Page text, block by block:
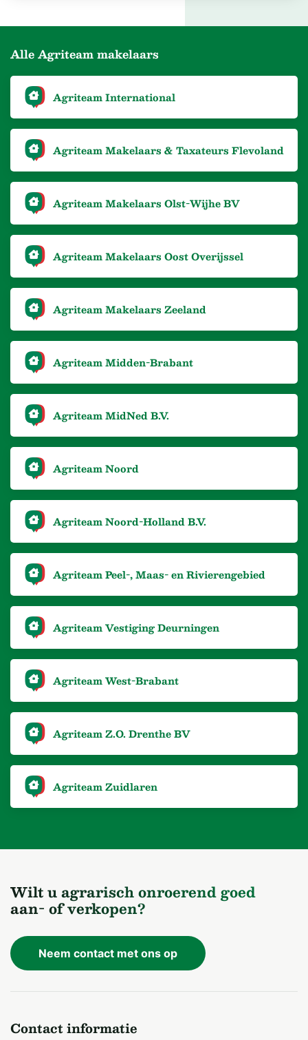
Alle Agriteam makelaars
Agriteam International
Agriteam Makelaars & Taxateurs Flevoland
Agriteam Makelaars Olst-Wijhe BV
Agriteam Makelaars Oost Overijssel
Agriteam Makelaars Zeeland
Agriteam Midden-Brabant
Agriteam MidNed B.V.
Agriteam Noord
Agriteam Noord-Holland B.V.
Agriteam Peel-, Maas- en Rivierengebied
Agriteam Vestiging Deurningen
Agriteam West-Brabant
Agriteam Z.O. Drenthe BV
Agriteam Zuidlaren
Wilt u agrarisch onroerend goed
aan- of verkopen?
Neem contact met ons op
Contact informatie